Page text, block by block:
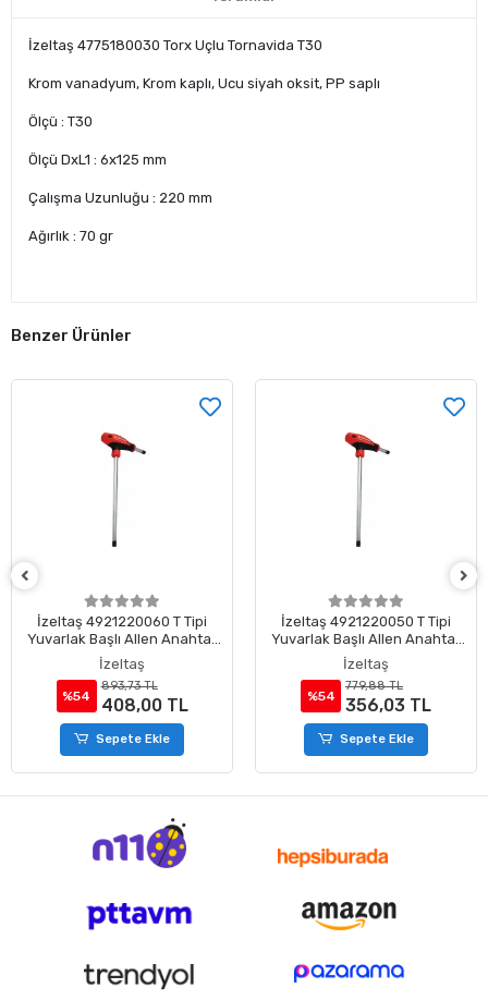
İzeltaş 4775180030 Torx Uçlu Tornavida T30
Krom vanadyum, Krom kaplı, Ucu siyah oksit, PP saplı
Ölçü : T30
Ölçü DxL1 : 6x125 mm
Çalışma Uzunluğu : 220 mm
Ağırlık : 70 gr
Benzer Ürünler
İzeltaş 4921220060 T Tipi
Yuvarlak Başlı Allen Anahtar
6 mm
İzeltaş
%54
893,73 TL
408,00 TL
Sepete Ekle
İzeltaş 4921220050 T Tipi
Yuvarlak Başlı Allen Anahtar
5 mm
İzeltaş
%54
779,88 TL
356,03 TL
Sepete Ekle